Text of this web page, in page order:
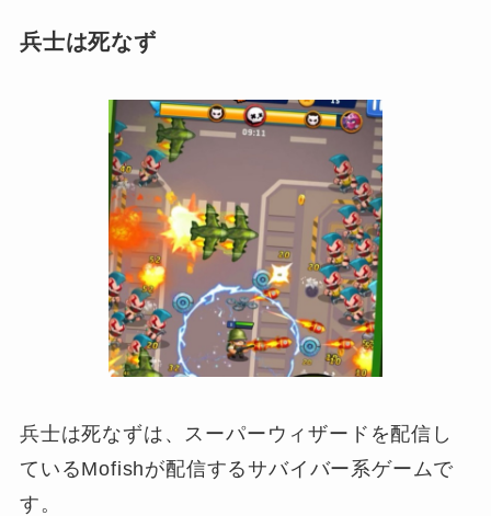
兵士は死なず
兵士は死なずは、スーパーウィザードを配信し
ているMofishが配信するサバイバー系ゲームで
す。